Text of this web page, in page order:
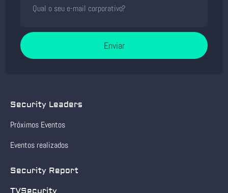
Enviar
Security Leaders
Próximos Eventos
Eventos realizados
Security Report
TVSecurity